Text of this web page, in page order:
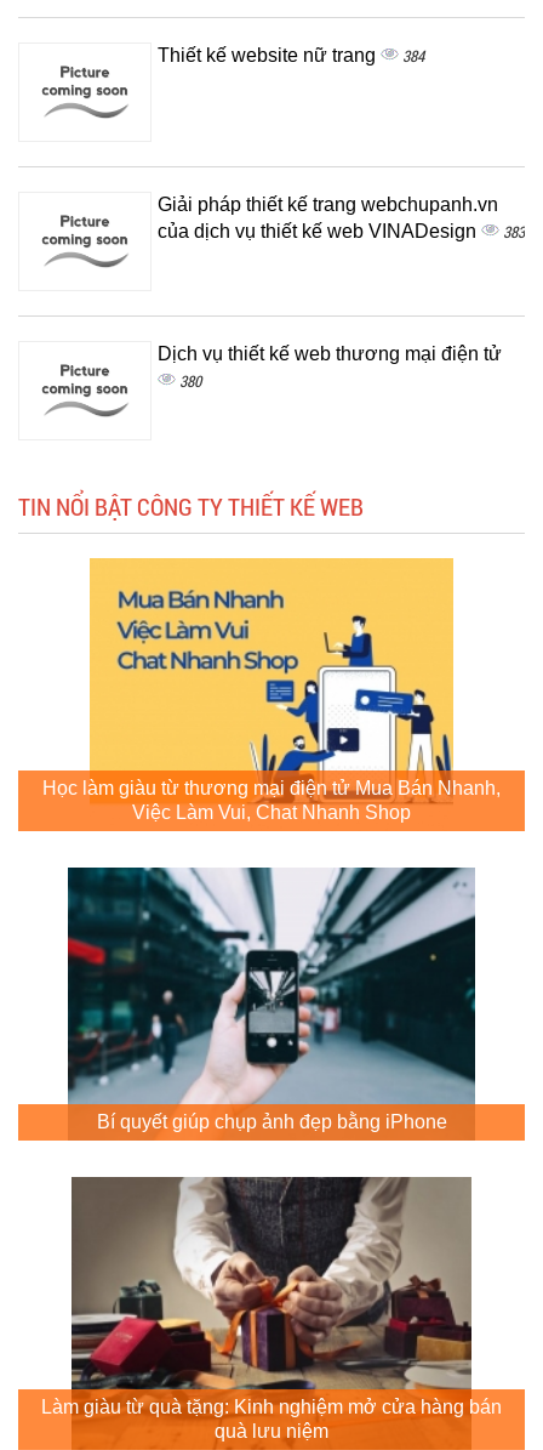
Thiết kế website nữ trang 384
Giải pháp thiết kế trang webchupanh.vn
của dịch vụ thiết kế web VINADesign
383
Dịch vụ thiết kế web thương mại điện tử
380
TIN NỔI BẬT CÔNG TY THIẾT KẾ WEB
Học làm giàu từ thương mại điện tử Mua Bán Nhanh,
Việc Làm Vui, Chat Nhanh Shop
Bí quyết giúp chụp ảnh đẹp bằng iPhone
Làm giàu từ quà tặng: Kinh nghiệm mở cửa hàng bán
quà lưu niệm